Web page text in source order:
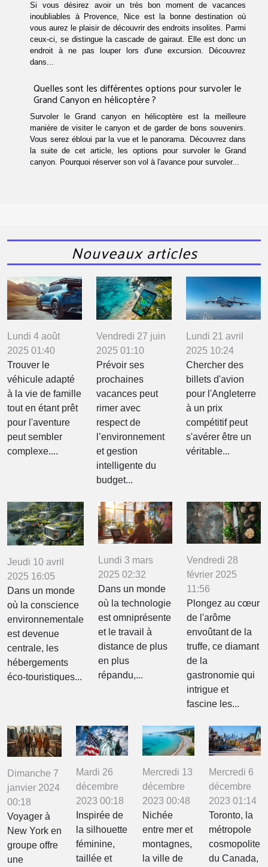
Si vous désirez avoir un très bon moment de vacances
inoubliables à Provence, Nice est la bonne destination où
vous aurez le plaisir de découvrir des endroits insolites. Parmi
ceux-ci, se distingue la cascade de gairaut. Elle est donc un
endroit à ne pas louper lors d'une excursion. Découvrez
dans...
Quelles sont les différentes options pour survoler le
Grand Canyon en hélicoptère ?
Survoler le Grand canyon en hélicoptère est la meilleure
manière de visiter le canyon et de garder de bons souvenirs.
Vous serez ébloui par la vue et le panorama. Découvrez dans
la suite de cet article, les options pour survoler le Grand
canyon. Pourquoi réserver son vol à l'avance pour survoler...
Nouveaux articles
Lundi 4 août
2025 01:40
Trouver le
véhicule adapté
à la vie de famille
tout en étant prêt
pour l'aventure
peut sembler
complexe....
Vendredi 27 juin
2025 01:10
Prévoir ses
prochaines
vacances peut
rimer avec
respect de
l’environnement
et gestion
intelligente du
budget...
Lundi 21 avril
2025 10:24
Chercher des
billets d'avion
pour l'Angleterre
à un prix
compétitif peut
s'avérer être un
véritable...
Jeudi 10 avril
2025 16:05
Dans un monde
où la conscience
environnementale
est devenue
centrale, les
hébergements
éco-touristiques...
Lundi 3 mars
2025 02:32
Dans un monde
où la technologie
est omniprésente
et le travail à
distance de plus
en plus
répandu,...
Vendredi 28
février 2025
11:56
Plongez au cœur
de l'arôme
envoûtant de la
truffe, ce diamant
de la
gastronomie qui
intrigue et
fascine les...
Dimanche 7
janvier 2024
00:18
Voyager à
New York en
groupe offre
une
Mardi 26
décembre
2023 00:18
Inspirée de
la silhouette
féminine,
taillée et
Mercredi 13
décembre
2023 00:48
Nichée
entre mer et
montagnes,
la ville de
Mercredi 6
décembre
2023 01:14
Toronto, la
métropole
cosmopolite
du Canada,